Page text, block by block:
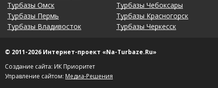
Турбазы Омск
Турбазы Пермь
Турбазы Владивосток
Турбазы Чебоксары
Турбазы Красногорск
Турбазы Черкесск
© 2011-2026 Интернет-проект «Na-Turbaze.Ru»
Создание сайта: ИК Приоритет
Управление сайтом: Медиа-Решения